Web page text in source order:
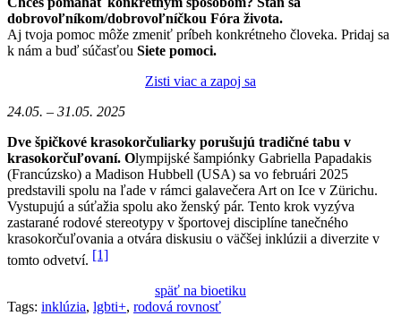
dobrovoľníkom/dobrovoľníčkou Fóra života.
Aj tvoja pomoc môže zmeniť príbeh konkrétneho človeka. Pridaj sa
k nám a buď súčasťou Siete pomoci.
Zisti viac a zapoj sa
24.05. – 31.05. 2025
Dve špičkové krasokorčuliarky porušujú tradičné tabu v
krasokorčuľovaní. Olympijské šampiónky Gabriella Papadakis
(Francúzsko) a Madison Hubbell (USA) sa vo februári 2025
predstavili spolu na ľade v rámci galavečera Art on Ice v Zürichu.
Vystupujú a súťažia spolu ako ženský pár. Tento krok vyzýva
zastarané rodové stereotypy v športovej disciplíne tanečného
krasokorčuľovania a otvára diskusiu o väčšej inklúzii a diverzite v
tomto odvetví. [1]
späť na bioetiku
Tags: inklúzia, lgbti+, rodová rovnosť